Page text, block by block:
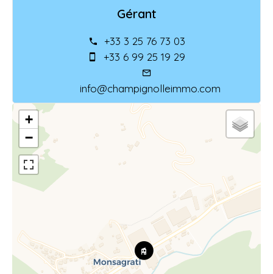
Gérant
+33 3 25 76 73 03
+33 6 99 25 19 29
info@champignolleimmo.com
+
−